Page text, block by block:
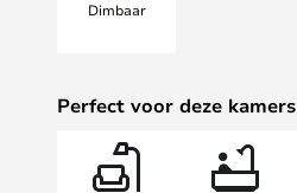
Dimbaar
Perfect voor deze kamers